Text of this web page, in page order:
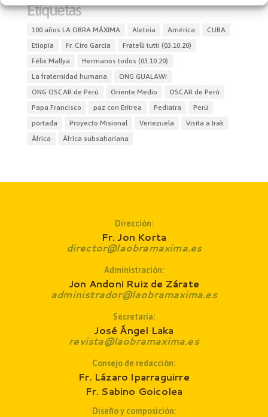
Etiquetas
100 años LA OBRA MÁXIMA Aleteia América
CUBA
Etiopía
Fr. Ciro García
Fratelli tutti (03.10.20)
Félix Mallya
Hermanos todos (03.10.20)
La fraternidad humana
ONG GUALAWI
ONG OSCAR de Perú
Oriente Medio
OSCAR de Perú
Papa Francisco
paz con Eritrea Pediatra
Perú
portada
Proyecto Misional Venezuela
Visita a Irak
África
África subsahariana
Dirección:
Fr. Jon Korta
director@laobramaxima.es
Administración:
Jon Andoni Ruiz de Zárate
administrador@laobramaxima.es
Secretaría:
José Ángel Laka
revista@laobramaxima.es
Consejo de redacción:
Fr. Lázaro Iparraguirre
Fr. Sabino Goicolea
Diseño y composición: